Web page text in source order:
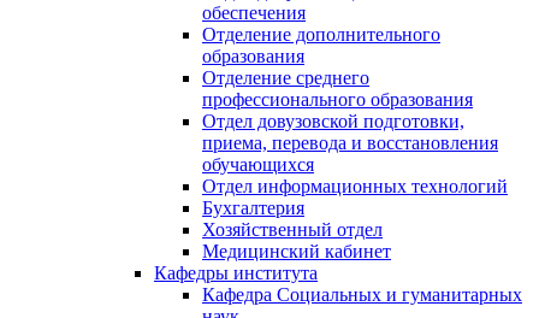
обеспечения
Отделение дополнительного
образования
Отделение среднего
профессионального образования
Отдел довузовской подготовки,
приема, перевода и восстановления
обучающихся
Отдел информационных технологий
Бухгалтерия
Хозяйственный отдел
Медицинский кабинет
Кафедры института
Кафедра Социальных и гуманитарных